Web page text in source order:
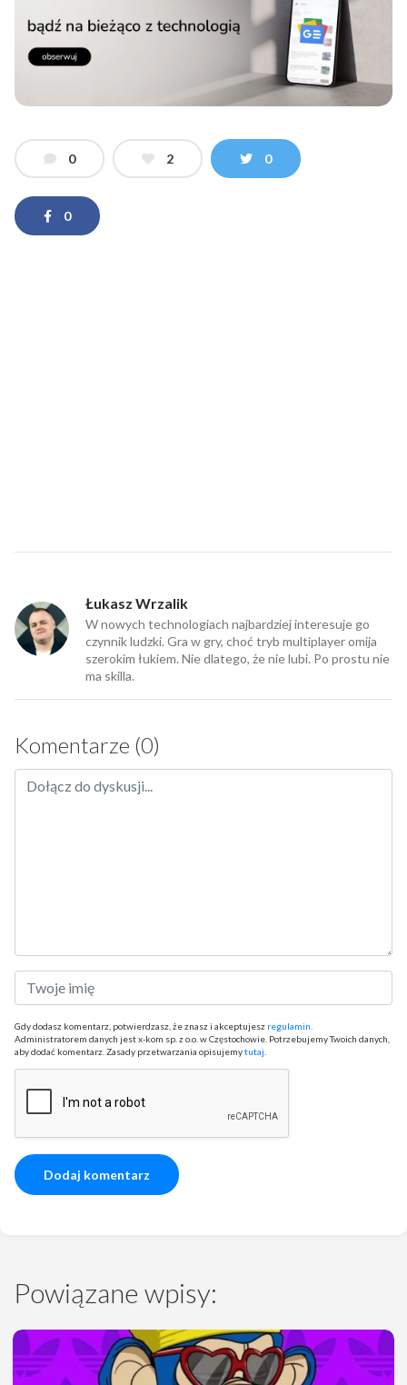
0 2 0
0
Łukasz Wrzalik
W nowych technologiach najbardziej interesuje go
czynnik ludzki. Gra w gry, choć tryb multiplayer omija
szerokim łukiem. Nie dlatego, że nie lubi. Po prostu nie
ma skilla.
Komentarze (0)
Gdy dodasz komentarz, potwierdzasz, że znasz i akceptujesz regulamin
Administratorem danych jest x-kom sp. z o.o. w Częstochowie. Potrzebujemy Twoich danych,
aby dodać komentarz. Zasady przetwarzania opisujemytutaj
Powiązane wpisy: